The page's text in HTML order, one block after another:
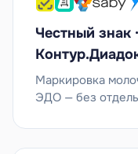
Честный знак
Маркировка
ЭДО — без